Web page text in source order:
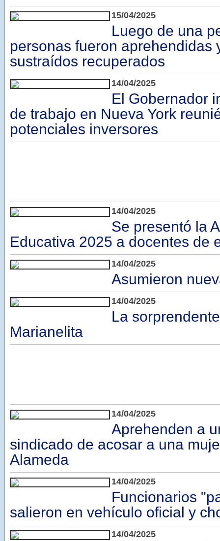
15/04/2025
Luego de una
personas fueron aprehendidas
sustraídos recuperados
14/04/2025
El Gobernador
de trabajo en Nueva York
potenciales inversores
14/04/2025
Se presentó la
Educativa 2025 a docentes de
14/04/2025
Asumieron
14/04/2025
La
Marianelita
14/04/2025
Aprehenden a
sindicado de acosar a una
Alameda
14/04/2025
Funcionarios
salieron en vehículo oficial y
14/04/2025